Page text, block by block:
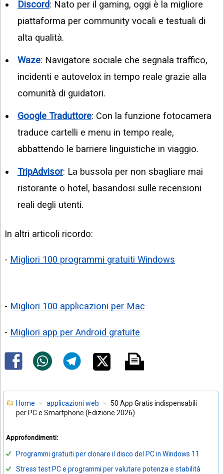
Discord: Nato per il gaming, oggi è la migliore
piattaforma per community vocali e testuali di
alta qualità.
Waze: Navigatore sociale che segnala traffico,
incidenti e autovelox in tempo reale grazie alla
comunità di guidatori.
Google Traduttore: Con la funzione fotocamera
traduce cartelli e menu in tempo reale,
abbattendo le barriere linguistiche in viaggio.
TripAdvisor: La bussola per non sbagliare mai
ristorante o hotel, basandosi sulle recensioni
reali degli utenti.
In altri articoli ricordo:
- Migliori 100 programmi gratuiti Windows
- Migliori 100 applicazioni per Mac
- Migliori app per Android gratuite
Home applicazioni web
50 App Gratis indispensabili
per PC e Smartphone (Edizione 2026)
Approfondimenti:
Programmi gratuiti per clonare il disco del PC in Windows 11
Stress test PC e programmi per valutare potenza e stabilità